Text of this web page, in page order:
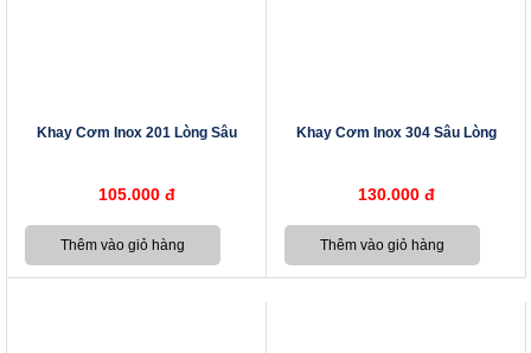
Khay Cơm Inox 201 Lòng Sâu
105.000 đ
Khay Cơm Inox 304 Sâu Lòng
130.000 đ